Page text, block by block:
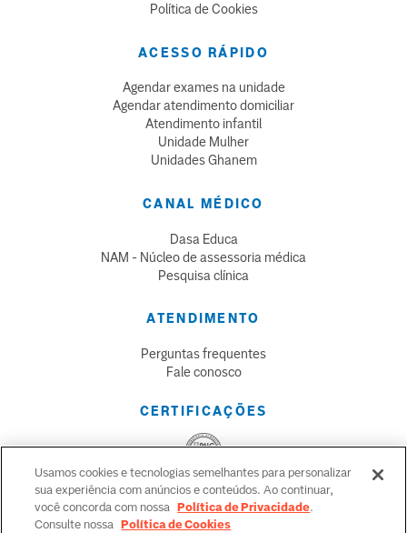
Política de Cookies
ACESSO RÁPIDO
Agendar exames na unidade
Agendar atendimento domiciliar
Atendimento infantil
Unidade Mulher
Unidades Ghanem
CANAL MÉDICO
Dasa Educa
NAM - Núcleo de assessoria médica
Pesquisa clínica
ATENDIMENTO
Perguntas frequentes
Fale conosco
CERTIFICAÇÕES
CLIQUE AQUIE FAÇA O DOWNLOAD DOS
CERTIFICADOS.
Usamos cookies e tecnologias semelhantes para personalizar
sua experiência com anúncios e conteúdos. Ao continuar,
você concorda com nossa Política de Privacidade.
Consulte nossa Política de Cookies